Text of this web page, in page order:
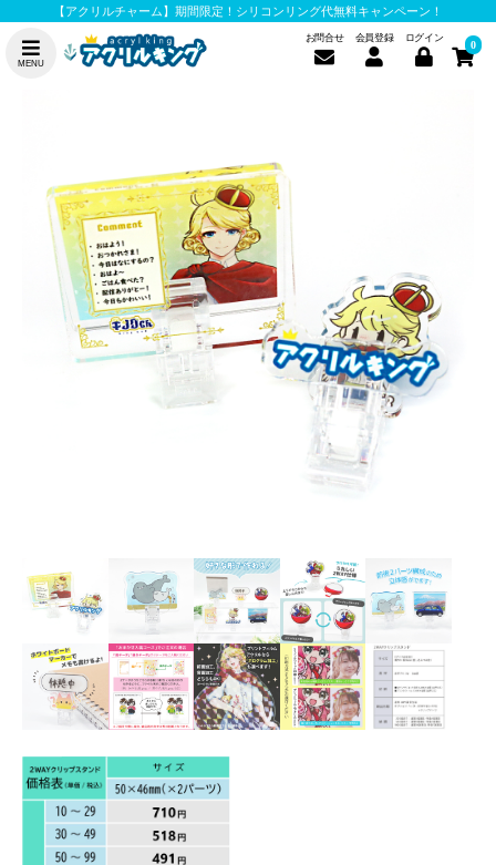
【アクリルチャーム】期間限定！シリコンリング代無料キャンペーン！
MENU
お問合せ 会員登録 ログイン
0